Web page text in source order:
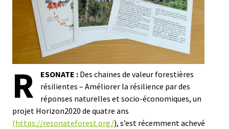
R ESONATE : Des chaines de valeur forestières
résilientes – Améliorer la résilience par des
réponses naturelles et socio-économiques, un
projet Horizon2020 de quatre ans
(https://resonateforest.org/), s’est récemment achevé